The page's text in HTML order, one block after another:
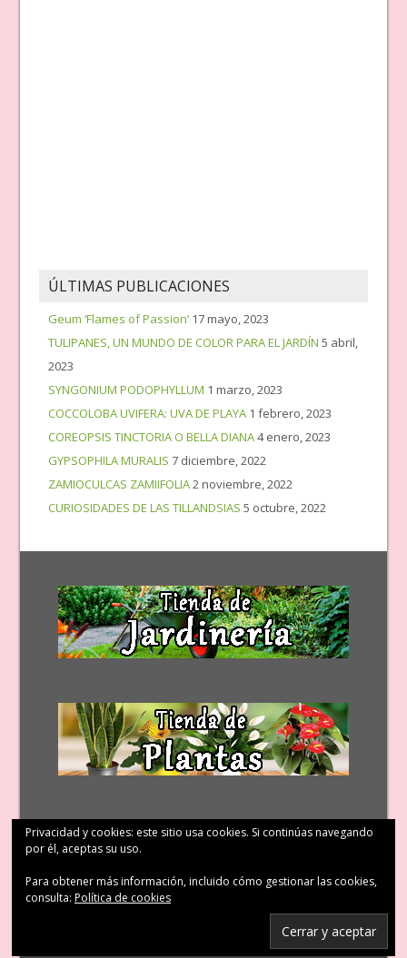
ÚLTIMAS PUBLICACIONES
Geum ‘Flames of Passion’ 17 mayo, 2023
TULIPANES, UN MUNDO DE COLOR PARA EL JARDÍN 5 abril,
2023
SYNGONIUM PODOPHYLLUM 1 marzo, 2023
COCCOLOBA UVIFERA: UVA DE PLAYA 1 febrero, 2023
COREOPSIS TINCTORIA O BELLA DIANA4 enero, 2023
GYPSOPHILA MURALIS 7 diciembre, 2022
ZAMIOCULCAS ZAMIIFOLIA2 noviembre, 2022
CURIOSIDADES DE LAS TILLANDSIAS 5 octubre, 2022
Privacidad y cookies: este sitio usa cookies. Si continúas navegando
por él, aceptas su uso.
Para obtener más información, incluido cómo gestionar las cookies,
consulta: Política de cookies
© Patricia López Diseño Floral 2011 – 2023